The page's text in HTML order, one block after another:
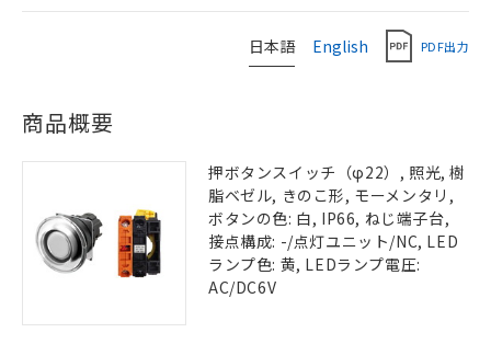
日本語 English PDF出力
商品概要
押ボタンスイッチ（φ22）, 照光, 樹
脂ベゼル, きのこ形, モーメンタリ,
ボタンの色: 白, IP66, ねじ端子台,
接点構成: -/点灯ユニット/NC, LED
ランプ色: 黄, LEDランプ電圧:
AC/DC6V